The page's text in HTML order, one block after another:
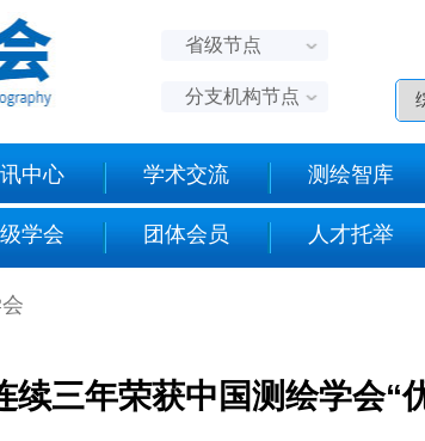
省级节点
分支机构节点
中心 学术交流 测绘智库
学会 团体会员 人才托举
续三年荣获中国测绘学会“